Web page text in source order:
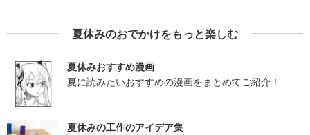
夏休みのおでかけをもっと楽しむ
夏休みおすすめ漫画
夏に読みたいおすすめの漫画をまとめてご紹介！
夏休みの工作のアイデア集